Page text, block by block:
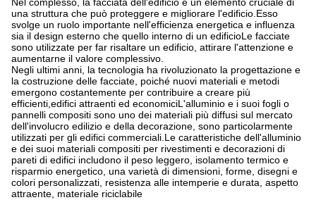
una struttura che può proteggere e migliorare l'edificio.Esso
svolge un ruolo importante nell'efficienza energetica e influenza
sia il design esterno che quello interno di un edificioLe facciate
sono utilizzate per far risaltare un edificio, attirare l'attenzione e
aumentarne il valore complessivo.
Negli ultimi anni, la tecnologia ha rivoluzionato la progettazione e
la costruzione delle facciate, poiché nuovi materiali e metodi
emergono costantemente per contribuire a creare più
efficienti,edifici attraenti ed economiciL'alluminio e i suoi fogli o
pannelli compositi sono uno dei materiali più diffusi sul mercato
dell'involucro edilizio e della decorazione, sono particolarmente
utilizzati per gli edifici commerciali.Le caratteristiche dell'alluminio
e dei suoi materiali compositi per rivestimenti e decorazioni di
pareti di edifici includono il peso leggero, isolamento termico e
risparmio energetico, una varietà di dimensioni, forme, disegni e
colori personalizzati, resistenza alle intemperie e durata, aspetto
attraente, materiale riciclabile